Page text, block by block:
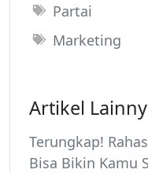
Partai
Marketing
Artikel
Terungkap!
Bisa Bikin Kamu